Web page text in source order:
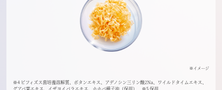
※イメージ
※4 ビフィズス菌培養溶解質、ボタンエキス、アデノシン三リン酸2Na、ワイルドタイムエキス、
グアバ葉エキス、イザヨイバラエキス、ホホバ種子油（保湿） ※5 保湿